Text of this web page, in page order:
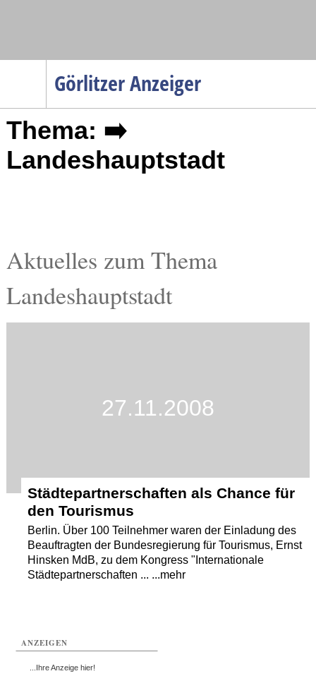
Görlitzer Anzeiger
Menüpunkte
Startseite
Gesellschaft
Gesundheit
Thema: ➡️
Landeshauptstadt
Aktuelles zum Thema
Landeshauptstadt
27.11.2008
Städtepartnerschaften als Chance für
den Tourismus
Berlin. Über 100 Teilnehmer waren der Einladung des
Beauftragten der Bundesregierung für Tourismus, Ernst
Hinsken MdB, zu dem Kongress "Internationale
Städtepartnerschaften ... ...mehr
ANZEIGEN
...Ihre Anzeige hier!